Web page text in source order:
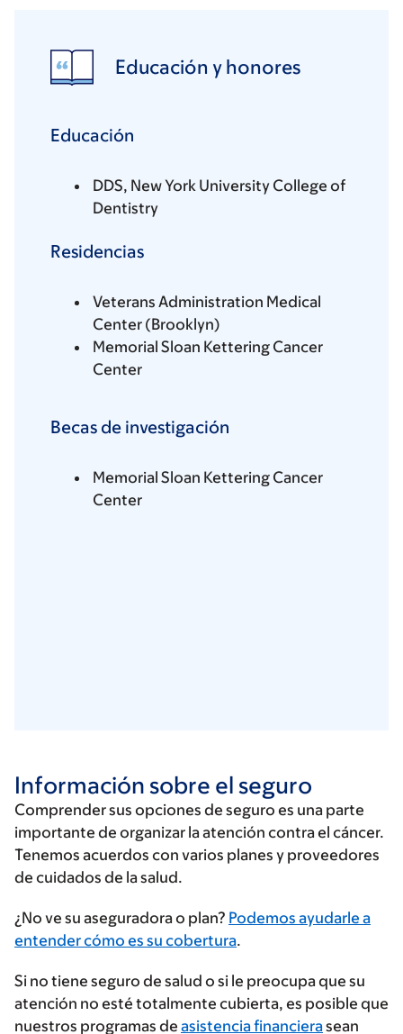
Educación y honores
Educación
DDS, New York University College of
Dentistry
Residencias
Veterans Administration Medical
Center (Brooklyn)
Memorial Sloan Kettering Cancer
Center
Becas de investigación
Memorial Sloan Kettering Cancer
Center
Información sobre el seguro
Comprender sus opciones de seguro es una parte
importante de organizar la atención contra el cáncer.
Tenemos acuerdos con varios planes y proveedores
de cuidados de la salud.
Ingrese
su
de
seguros
¿No ve su aseguradora o plan? Podemos ayudarle a
entender cómo es su cobertura.
Si no tiene seguro de salud o si le preocupa que su
atención no esté totalmente cubierta, es posible que
nuestros programas de asistencia financierasean